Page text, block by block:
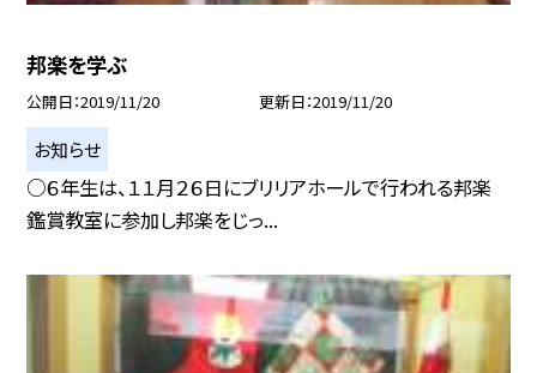
邦楽を学ぶ
公開日 2019/11/20 更新日 2019/11/20
お知らせ
○６年生は、１１月２６日にブリリアホールで行われる邦楽
鑑賞教室に参加し邦楽をじっ...